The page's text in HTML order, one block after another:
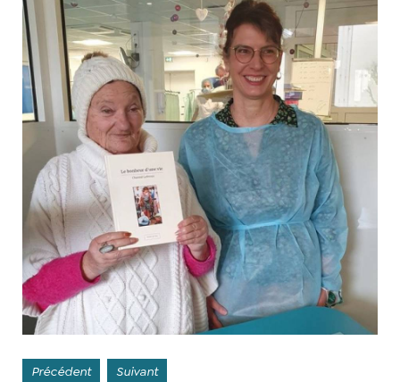
Précédent Suivant